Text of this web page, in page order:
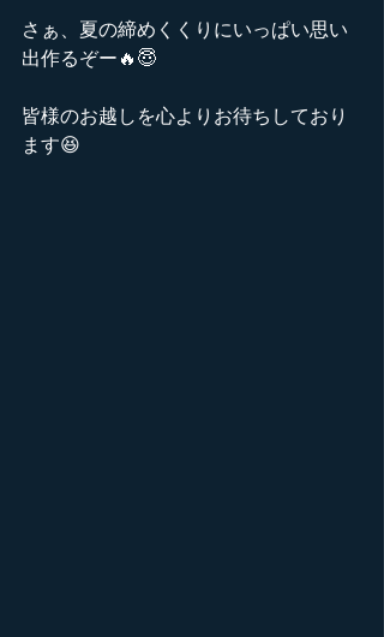
さぁ、夏の締めくくりにいっぱい思い
出作るぞー🔥😇
皆様のお越しを心よりお待ちしており
ます😆